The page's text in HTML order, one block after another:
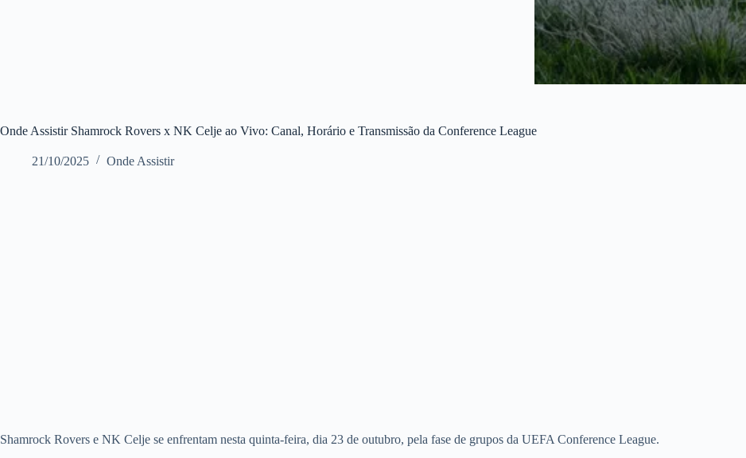
Onde Assistir Shamrock Rovers x NK Celje ao Vivo: Canal, Horário e Transmissão da Conference League
21/10/2025 Onde Assistir
Shamrock Rovers e NK Celje se enfrentam nesta quinta-feira, dia 23 de outubro, pela fase de grupos da UEFA Conference League.